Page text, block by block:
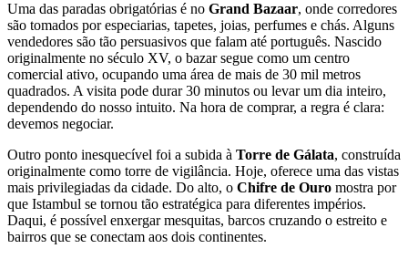
Uma das paradas obrigatórias é no Grand Bazaar, onde corredores
são tomados por especiarias, tapetes, joias, perfumes e chás. Alguns
vendedores são tão persuasivos que falam até português. Nascido
originalmente no século XV, o bazar segue como um centro
comercial ativo, ocupando uma área de mais de 30 mil metros
quadrados. A visita pode durar 30 minutos ou levar um dia inteiro,
dependendo do nosso intuito. Na hora de comprar, a regra é clara:
devemos negociar.
Outro ponto inesquecível foi a subida à Torre de Gálata, construída
originalmente como torre de vigilância. Hoje, oferece uma das vistas
mais privilegiadas da cidade. Do alto, o Chifre de Ouro mostra por
que Istambul se tornou tão estratégica para diferentes impérios.
Daqui, é possível enxergar mesquitas, barcos cruzando o estreito e
bairros que se conectam aos dois continentes.